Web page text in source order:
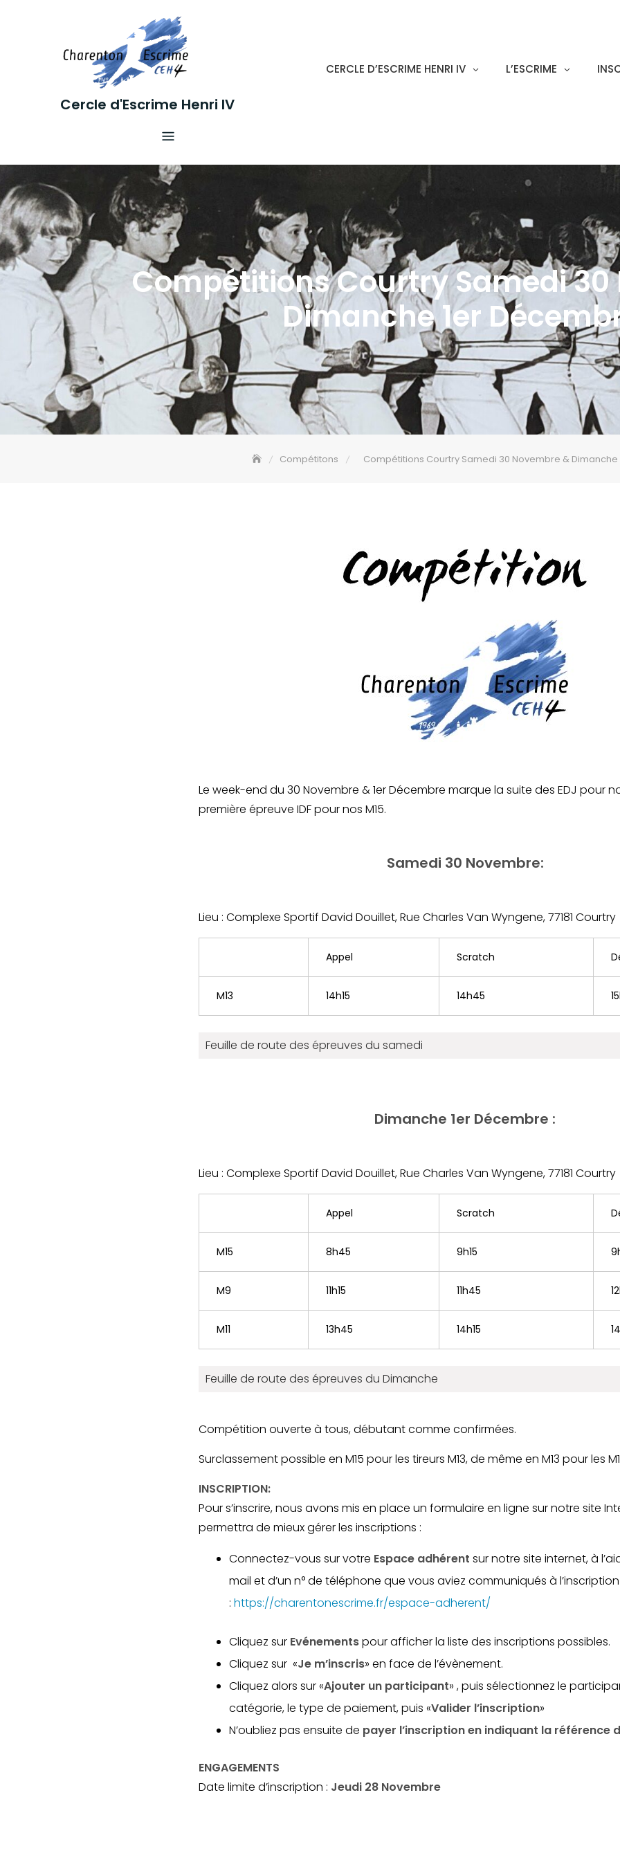
Cercle d'Escrime Henri IV
CERCLE D’ESCRIME HENRI IV L’ESCRIME
Compétitions Courtry Samedi 30
Dimanche 1er
Compétitons Compétitions Courtry Samedi 30 Novembre & Dimanche
Le week-end du 30 Novembre & 1er Décembre marque la suite des EDJ pour
première épreuve IDF pour nos M15.
Samedi 30 Novembre:
Lieu : Complexe Sportif David Douillet, Rue Charles Van Wyngene, 77181 Courtry
Appel Scratch
M13 14h15 14h45
Feuille de route des épreuves du samedi
Dimanche 1er Décembre :
Lieu : Complexe Sportif David Douillet, Rue Charles Van Wyngene, 77181 Courtry
Appel Scratch
M15 8h45 9h15
M9 11h15 11h45
M11 13h45 14h15
Feuille de route des épreuves du Dimanche
Compétition ouverte à tous, débutant comme confirmées.
Surclassement possible en M15 pour les tireurs M13, de même en M13 pour les
INSCRIPTION:
Pour s’inscrire, nous avons mis en place un formulaire en ligne sur notre site
permettra de mieux gérer les inscriptions :
Connectez-vous sur votre Espace adhérent sur notre site internet, à
mail et d’un n° de téléphone que vous aviez communiqués à l’inscription
: https://charentonescrime.fr/espace-adherent/
Cliquez sur Evénementspour afficher la liste des inscriptions possibles.
Cliquez sur «Je m’inscris» en face de l’évènement.
Cliquez alors sur «Ajouter un participant» , puis sélectionnez le
catégorie, le type de paiement, puis «Valider l’inscription»
N’oubliez pas ensuite de payer l’inscription en indiquant la référence
ENGAGEMENTS
Date limite d’inscription : Jeudi 28 Novembre